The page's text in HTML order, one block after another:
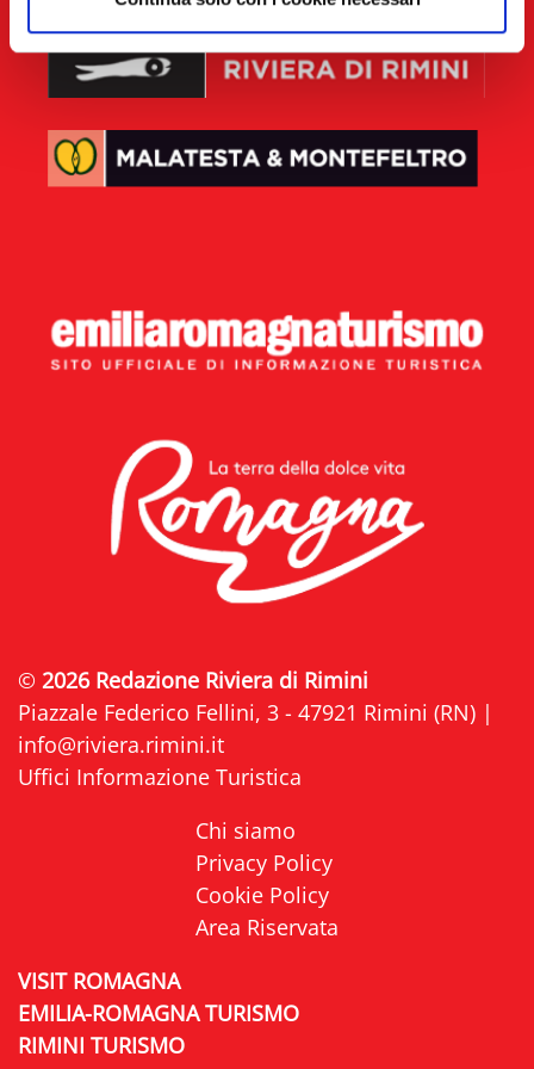
© 2026 Redazione Riviera di Rimini
Piazzale Federico Fellini, 3 - 47921 Rimini (RN) |
info@riviera.rimini.it
Uffici Informazione Turistica
Chi siamo
Privacy Policy
Cookie Policy
Area Riservata
VISIT ROMAGNA
EMILIA-ROMAGNA TURISMO
RIMINI TURISMO